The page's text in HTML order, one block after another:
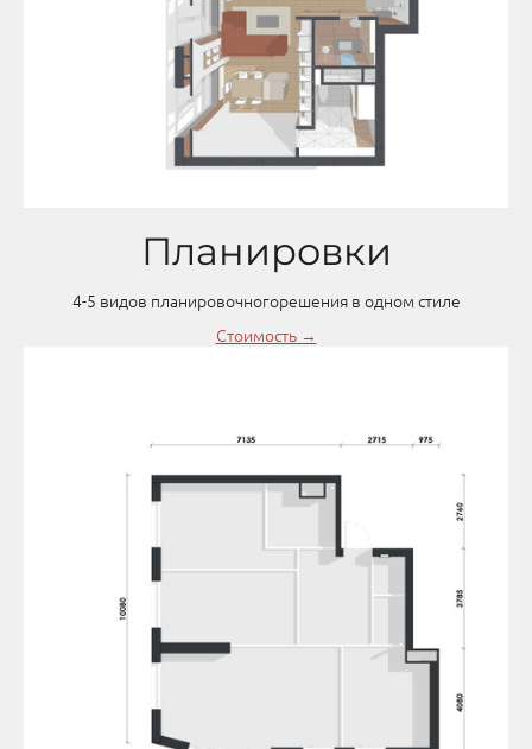
Планировки
4-5 видов планировочногорешения в одном стиле
Стоимость →